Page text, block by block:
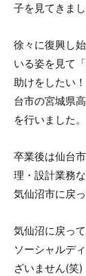
子を見てきまし
徐々に復興し
いる姿を見て
助けをしたい
台市の宮城県
を行いました。
卒業後は仙台
理・設計業務
気仙沼市に戻っ
気仙沼に戻っ
ソーシャルデ
ざいません(笑)